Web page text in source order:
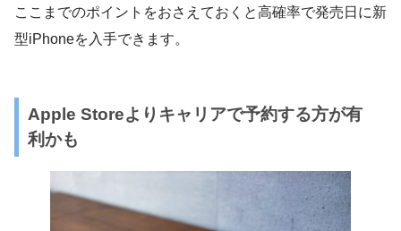
ここまでのポイントをおさえておくと高確率で発売日に新
型iPhoneを入手できます。
Apple Storeよりキャリアで予約する方が有
利かも